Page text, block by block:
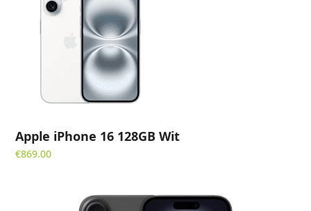
Apple iPhone 16 128GB Wit
€869.00